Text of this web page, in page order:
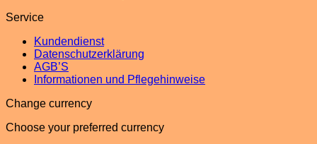
Service
Kundendienst
Datenschutzerklärung
AGB’S
Informationen und Pflegehinweise
Change currency
Choose your preferred currency